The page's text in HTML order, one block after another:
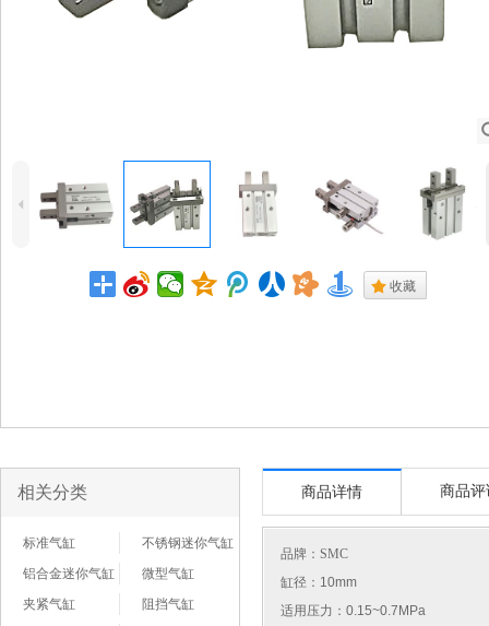
4
. 收藏
相关分类
标准气缸
不锈钢迷你气缸
铝合金迷你气缸
微型气缸
夹紧气缸
阻挡气缸
商品详情 商品评
品牌： SMC
缸径：10mm
适用压力：0.15~0.7MPa